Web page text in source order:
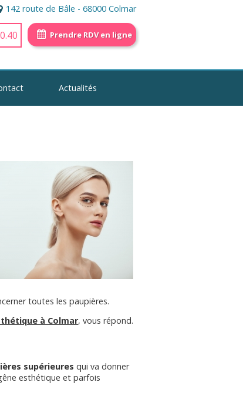
142 route de Bâle - 68000 Colmar
Prendre RDV en ligne
Actualités
toutes les paupières.
à Colmar, vous répond.
supérieures qui va donner
esthétique et parfois